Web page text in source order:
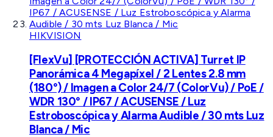
HIKVISION
[FlexVu] [PROTECCIÓN ACTIVA] Turret IP
Panorámica 4 Megapíxel / 2 Lentes 2.8 mm
(180°) / Imagen a Color 24/7 (ColorVu) / PoE /
WDR 130° / IP67 / ACUSENSE / Luz
Estroboscópica y Alarma Audible / 30 mts Luz
Blanca / Mic